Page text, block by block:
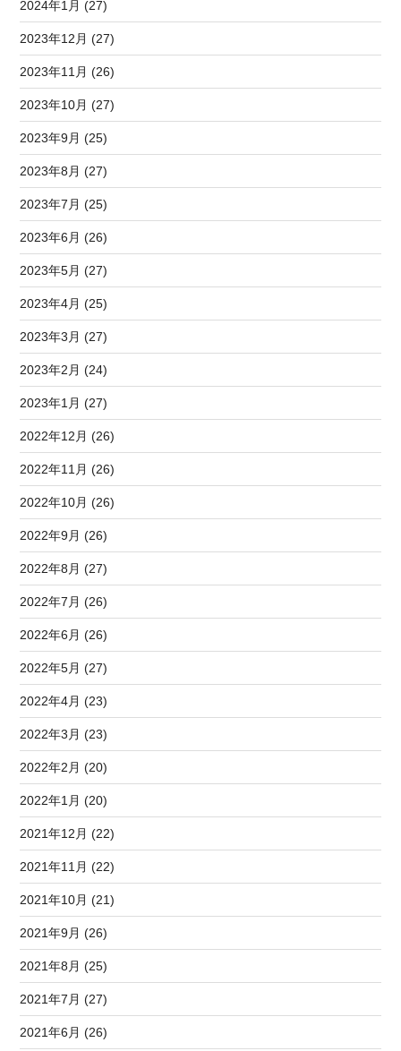
2024年1月 (27)
2023年12月 (27)
2023年11月 (26)
2023年10月 (27)
2023年9月 (25)
2023年8月 (27)
2023年7月 (25)
2023年6月 (26)
2023年5月 (27)
2023年4月 (25)
2023年3月 (27)
2023年2月 (24)
2023年1月 (27)
2022年12月 (26)
2022年11月 (26)
2022年10月 (26)
2022年9月 (26)
2022年8月 (27)
2022年7月 (26)
2022年6月 (26)
2022年5月 (27)
2022年4月 (23)
2022年3月 (23)
2022年2月 (20)
2022年1月 (20)
2021年12月 (22)
2021年11月 (22)
2021年10月 (21)
2021年9月 (26)
2021年8月 (25)
2021年7月 (27)
2021年6月 (26)